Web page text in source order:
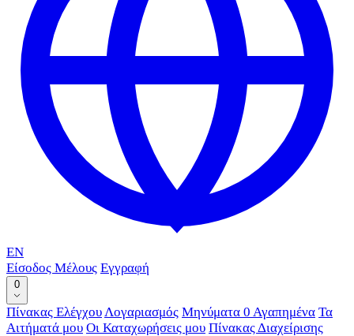
EN
Είσοδος Μέλους Εγγραφή
0
Πίνακας ΕλέγχουΛογαριασμός Μηνύματα 0 Αγαπημένα Τα
Αιτήματά μου Οι Καταχωρήσεις μου Πίνακας Διαχείρισης